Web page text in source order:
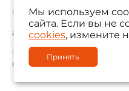
Карта сайта
aam@aamsystems.ru
© 2004 — 2026 «AAM
Политика обработки
Мы используем
сайта. Если вы не
cookies, измените
Принять